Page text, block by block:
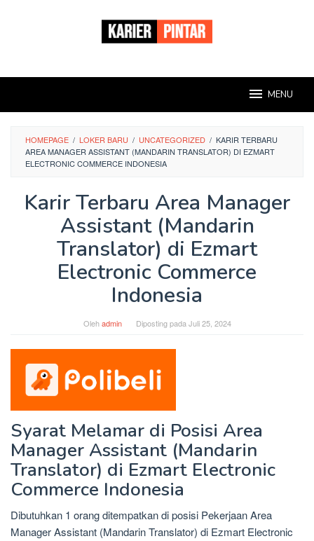
MENU
HOMEPAGE / LOKER BARU / UNCATEGORIZED / KARIR TERBARU
AREA MANAGER ASSISTANT (MANDARIN TRANSLATOR) DI EZMART
ELECTRONIC COMMERCE INDONESIA
Karir Terbaru Area Manager
Assistant (Mandarin
Translator) di Ezmart
Electronic Commerce
Indonesia
Olehadmin Diposting pada Juli 25, 2024
Syarat Melamar di Posisi Area
Manager Assistant (Mandarin
Translator) di Ezmart Electronic
Commerce Indonesia
Dibutuhkan 1 orang ditempatkan di posisi Pekerjaan Area
Manager Assistant (Mandarin Translator) di Ezmart Electronic